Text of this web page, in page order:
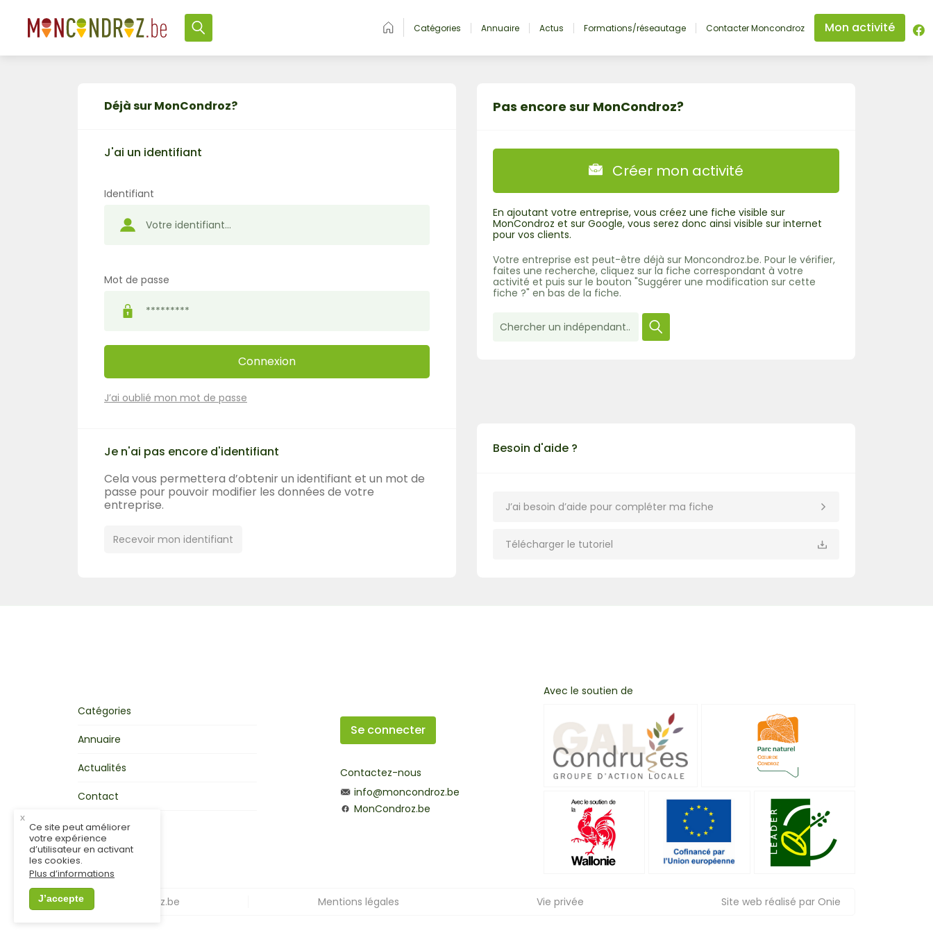
Catégories Annuaire Actus Formations/réseautage Contacter Moncondroz Mon activité
Déjà sur MonCondroz?
J'ai un identifiant
Identifiant
Mot de passe
Connexion
J’ai oublié mon mot de passe
Je n'ai pas encore d'identifiant
Cela vous permettera d’obtenir un identifiant et un mot de
passe pour pouvoir modifier les données de votre
entreprise.
Recevoir mon identifiant
Pas encore sur MonCondroz?
Créer mon activité
En ajoutant votre entreprise, vous créez une fiche visible sur
MonCondroz et sur Google, vous serez donc ainsi visible sur internet
pour vos clients.
Votre entreprise est peut-être déjà sur Moncondroz.be. Pour le vérifier,
faites une recherche, cliquez sur la fiche correspondant à votre
activité et puis sur le bouton "Suggérer une modification sur cette
fiche ?" en bas de la fiche.
Besoin d'aide ?
J’ai besoin d’aide pour compléter ma fiche
Télécharger le tutoriel
Catégories
Annuaire
Actualités
Contact
Mon activité
Se connecter
Contactez-nous
info@moncondroz.be
MonCondroz.be
Avec le soutien de
© MonCondroz.be Mentions légales Vie privée Site web réalisé par Onie
x
Ce site peut améliorer
votre expérience
d’utilisateur en activant
les cookies.
Plus d’informations
J’accepte